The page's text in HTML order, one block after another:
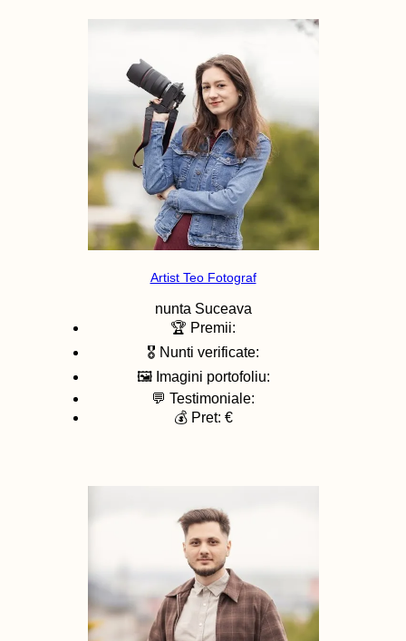
Artist Teo Fotograf
nunta Suceava
🏆 Premii:
🎖️ Nunti verificate:
🖼️ Imagini portofoliu:
💬 Testimoniale:
💰 Pret: €